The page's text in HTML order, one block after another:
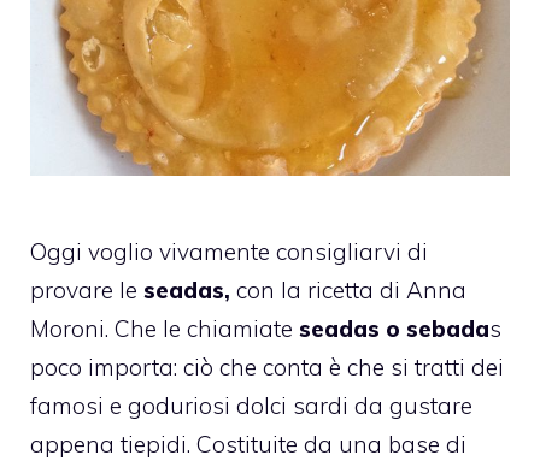
Oggi voglio vivamente consigliarvi di
provare le seadas, con la ricetta di Anna
Moroni. Che le chiamiate seadas o sebadas
poco importa: ciò che conta è che si tratti dei
famosi e goduriosi dolci sardi da gustare
appena tiepidi. Costituite da una base di